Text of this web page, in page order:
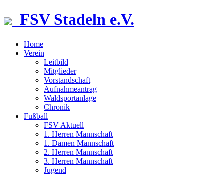
FSV Stadeln e.V.
Home
Verein
Leitbild
Mitglieder
Vorstandschaft
Aufnahmeantrag
Waldsportanlage
Chronik
Fußball
FSV Aktuell
1. Herren Mannschaft
1. Damen Mannschaft
2. Herren Mannschaft
3. Herren Mannschaft
Jugend